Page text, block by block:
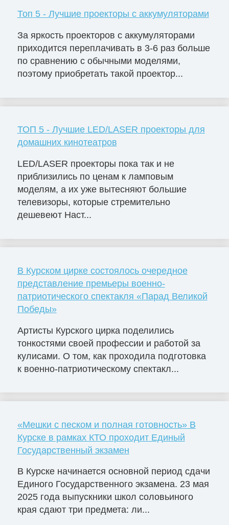
Топ 5 - Лучшие проекторы с аккумуляторами
За яркость проекторов с аккумуляторами
приходится переплачивать в 3-6 раз больше
по сравнению с обычными моделями,
поэтому приобретать такой проектор...
ТОП 5 - Лучшие LED/LASER проекторы для
домашних кинотеатров
LED/LASER проекторы пока так и не
приблизились по ценам к ламповым
моделям, а их уже вытесняют большие
телевизоры, которые стремительно
дешевеют Наст...
В Курском цирке состоялось очередное
представление премьеры военно-
патриотического спектакля «Парад Великой
Победы»
Артисты Курского цирка поделились
тонкостями своей профессии и работой за
кулисами. О том, как проходила подготовка
к военно-патриотическому спектакл...
«Мешки с песком и полная готовность» В
Курске в рамках КТО проходит Единый
Государственный экзамен
В Курске начинается основной период сдачи
Единого Государственного экзамена. 23 мая
2025 года выпускники школ соловьиного
края сдают три предмета: ли...